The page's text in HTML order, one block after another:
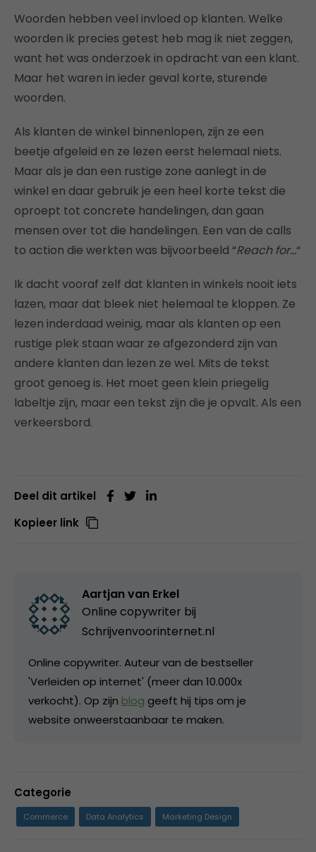
Woorden hebben veel invloed op klanten. Welke
woorden ik precies getest heb mag ik niet zeggen,
want het was onderzoek in opdracht van een klant.
Maar het waren in ieder geval korte, sturende
woorden.
Als klanten de winkel binnenlopen, zijn ze een
beetje afgeleid en ze lezen eerst helemaal niets.
Maar als je dan een rustige zone aanlegt in de
winkel en daar gebruik je een heel korte tekst die
oproept tot concrete handelingen, dan gaan
mensen over tot die handelingen. Een van de calls
to action die werkten was bijvoorbeeld “Reach for…“
Ik dacht vooraf zelf dat klanten in winkels nooit iets
lazen, maar dat bleek niet helemaal te kloppen. Ze
lezen inderdaad weinig, maar als klanten op een
rustige plek staan waar ze afgezonderd zijn van
andere klanten dan lezen ze wel. Mits de tekst
groot genoeg is. Het moet geen klein priegelig
labeltje zijn, maar een tekst zijn die je opvalt. Als een
verkeersbord.
Deel dit artikel
Kopieer link
Aartjan van Erkel
Online copywriter bij
Schrijvenvoorinternet.nl
Online copywriter. Auteur van de bestseller
'Verleiden op internet' (meer dan 10.000x
verkocht). Op zijn blog geeft hij tips om je
website onweerstaanbaar te maken.
Categorie
Commerce Data Analytics Marketing Design